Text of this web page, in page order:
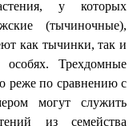
у которых
(тычиночные),
как тычинки, так и
Трехдомные
реже по сравнению с
могут служить
из семейства